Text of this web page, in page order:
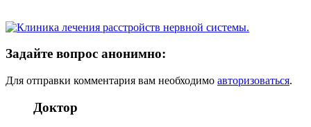
Задайте вопрос анонимно:
Для отправки комментария вам необходимо авторизоваться.
Доктор